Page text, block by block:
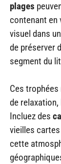
plages
contenant en
visuel dans
de préserver
segment du
Ces
de
Incluez des
vieilles
cette